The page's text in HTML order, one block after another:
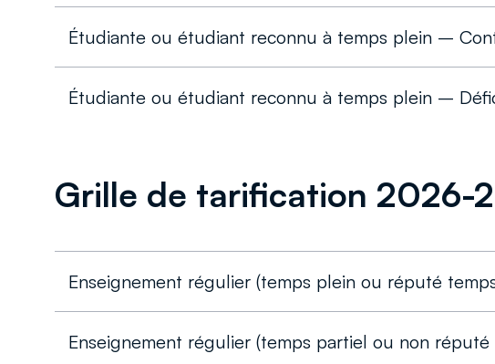
Étudiante ou étudiant reconnu à temps plein –
Étudiante ou étudiant reconnu à temps plein –
Grille de tarification 2026-
Enseignement régulier (temps plein ou réputé
Enseignement régulier (temps partiel ou non réputé